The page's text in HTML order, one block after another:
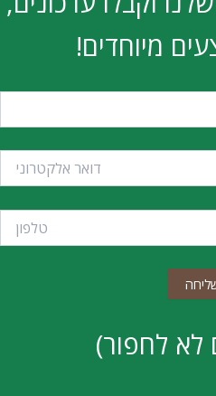
מיוחדים!
לא לחפור)